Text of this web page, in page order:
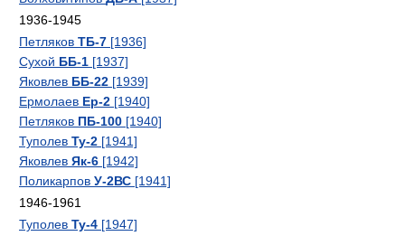
1936-1945
Петляков ТБ-7 [1936]
Сухой ББ-1 [1937]
Яковлев ББ-22 [1939]
Ермолаев Ер-2 [1940]
Петляков ПБ-100 [1940]
Туполев Ту-2 [1941]
Яковлев Як-6 [1942]
Поликарпов У-2ВС [1941]
1946-1961
Туполев Ту-4 [1947]